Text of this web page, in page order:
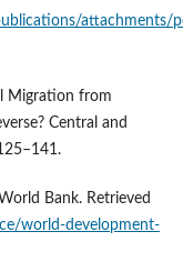
attachments/
Migration from
Central and
Bank. Retrieved
world-development-